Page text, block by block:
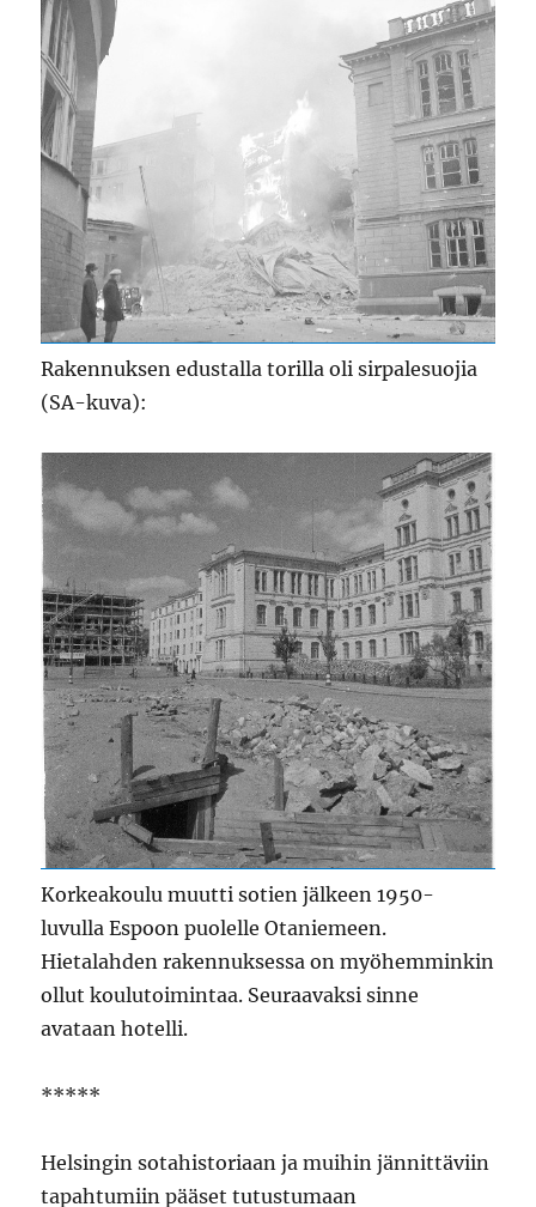
Rakennuksen edustalla torilla oli sirpalesuojia
(SA-kuva):
Korkeakoulu muutti sotien jälkeen 1950-
luvulla Espoon puolelle Otaniemeen.
Hietalahden rakennuksessa on myöhemminkin
ollut koulutoimintaa. Seuraavaksi sinne
avataan hotelli.
*****
Helsingin sotahistoriaan ja muihin jännittäviin
tapahtumiin pääset tutustumaan